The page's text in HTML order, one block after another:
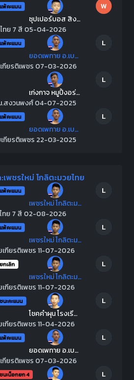
แพ้คะแนน
W
ซุปเปอร์บอส สิงห์คลองลาน
ทย 7 สี 05-04-2026
แพ้คะแนน
L
ยอดเพทาย อ.เบญจมาศ
กียรติเพชร 07-03-2026
L
เก่งกาจ หมูปิ้งอร่อยจุงเบย
.สงวนพงศ์ 04-07-2025
แพ้คะแนน
L
ยอดเพทาย อ.เบญจมาศ
กียรติเพชร 22-03-2025
พชรใหม่ โกลิตะมวยไทย
แพ้คะแนน
L
เพชรใหม่ โกลิตะมวยไทย
ทย 7 สี 02-08-2026
แพ้คะแนน
L
เพชรใหม่ โกลิตะมวยไทย
เกียรติเพชร 11-07-2026
ยกเลิก
L
เพชรใหม่ โกลิตะมวยไทย
เกียรติเพชร 11-07-2026
ชนะคะแนน
L
โชคคำผุน โรงเรียนประชานุเคราะห์54
เกียรติเพชร 11-04-2026
แพ้คะแนน
L
ยอดเพทาย อ.เบญจมาศ
กียรติเพชร 07-03-2026
ชนะน็อกยก 4
L